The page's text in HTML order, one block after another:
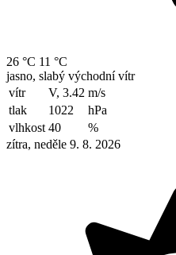
26 °C 11 °C
jasno, slabý východní vítr
vítr
V, 3.42 m/s
tlak
1022
hPa
vlhkost 40
%
zítra, neděle 9. 8. 2026